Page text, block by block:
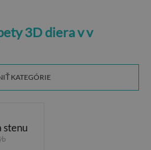
3D diera v v
KATEGÓRIE
stenu